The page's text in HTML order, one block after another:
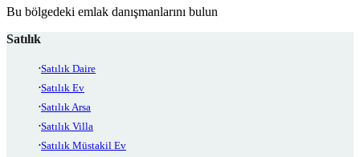
Bu bölgedeki emlak danışmanlarını bulun
Satılık
Satılık Daire
Satılık Ev
Satılık Arsa
Satılık Villa
Satılık Müstakil Ev